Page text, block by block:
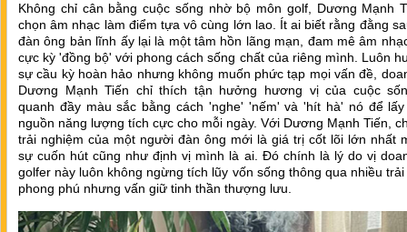
Không chỉ cân bằng cuộc sống nhờ bộ môn golf, Dương Mạnh
chọn âm nhạc làm điểm tựa vô cùng lớn lao. Ít ai biết rằng đằng
đàn ông bản lĩnh ấy lại là một tâm hồn lãng mạn, đam mê âm
cực kỳ 'đồng bộ' với phong cách sống chất của riêng mình. Luôn
sự cầu kỳ hoàn hảo nhưng không muốn phức tạp mọi vấn đề,
Dương Mạnh Tiến chỉ thích tận hưởng hương vị của cuộc
quanh đầy màu sắc bằng cách 'nghe' 'nếm' và 'hít hà' nó để
nguồn năng lượng tích cực cho mỗi ngày. Với Dương Mạnh Tiến,
trải nghiệm của một người đàn ông mới là giá trị cốt lõi lớn nhất
sự cuốn hút cũng như định vị mình là ai. Đó chính là lý do vị
golfer này luôn không ngừng tích lũy vốn sống thông qua nhiều
phong phú nhưng vấn giữ tinh thần thượng lưu.